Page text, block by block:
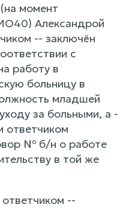
момент
Александрой
-- заключён
с
работу в
больницу в
младшей
за больными, а -
№ б/н о работе
в той же
--